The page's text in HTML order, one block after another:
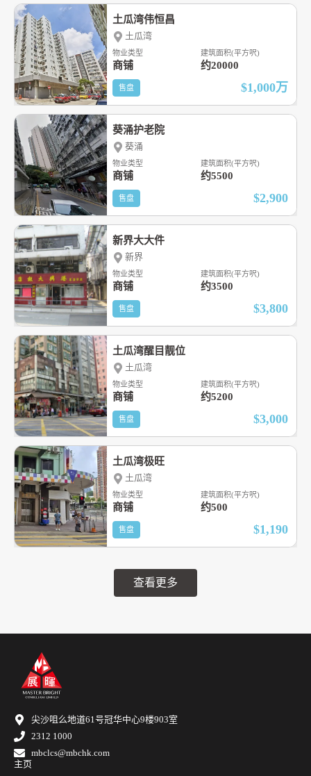
查看更多
土瓜湾伟恒昌
土瓜湾
物业类型
商铺
建筑面积(平方呎)
约20000
售盘 $1,000万
葵涌护老院
葵涌
物业类型
商铺
建筑面积(平方呎)
约5500
售盘 $2,900
新界大大件
新界
物业类型
商铺
建筑面积(平方呎)
约3500
售盘 $3,800
土瓜湾醒目靓位
土瓜湾
物业类型
商铺
建筑面积(平方呎)
约5200
售盘 $3,000
土瓜湾极旺
土瓜湾
物业类型
商铺
建筑面积(平方呎)
约500
售盘 $1,190
尖沙咀么地道61号冠华中心9楼903室
2312 1000
mbclcs@mbchk.com
主页